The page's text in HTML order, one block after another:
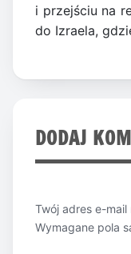
i przejściu na
do Izraela,
DODAJ
Twój adres e-
Wymagane pola